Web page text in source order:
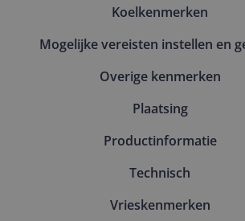
Koelkenmerken
Mogelijke vereisten instellen en
Overige kenmerken
Plaatsing
Productinformatie
Technisch
Vrieskenmerken